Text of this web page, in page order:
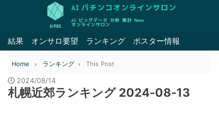
結果 オンサロ要望 ランキング ポスター情報
Home ランキング This Post
2024/08/14
札幌近郊ランキング 2024-08-13